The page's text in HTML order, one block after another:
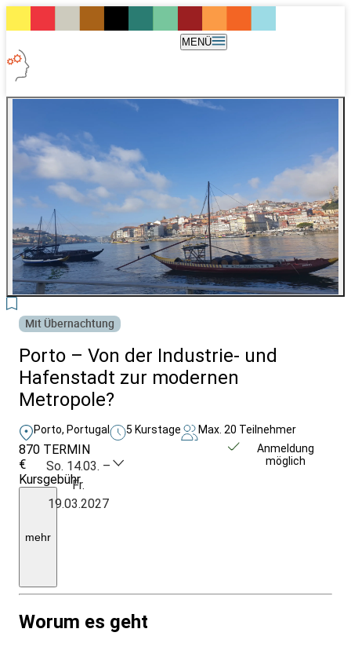
MENÜ
Mit Übernachtung
Porto – Von der Industrie- und
Hafenstadt zur modernen
Metropole?
Porto, Portugal 5 Kurstage Max. 20 Teilnehmer
870
€
Kursgebühr
inkl.
Zuschlag:
mehr
TERMIN
So. 14.03. –
Fr.
19.03.2027
Anmeldung
möglich
Worum es geht